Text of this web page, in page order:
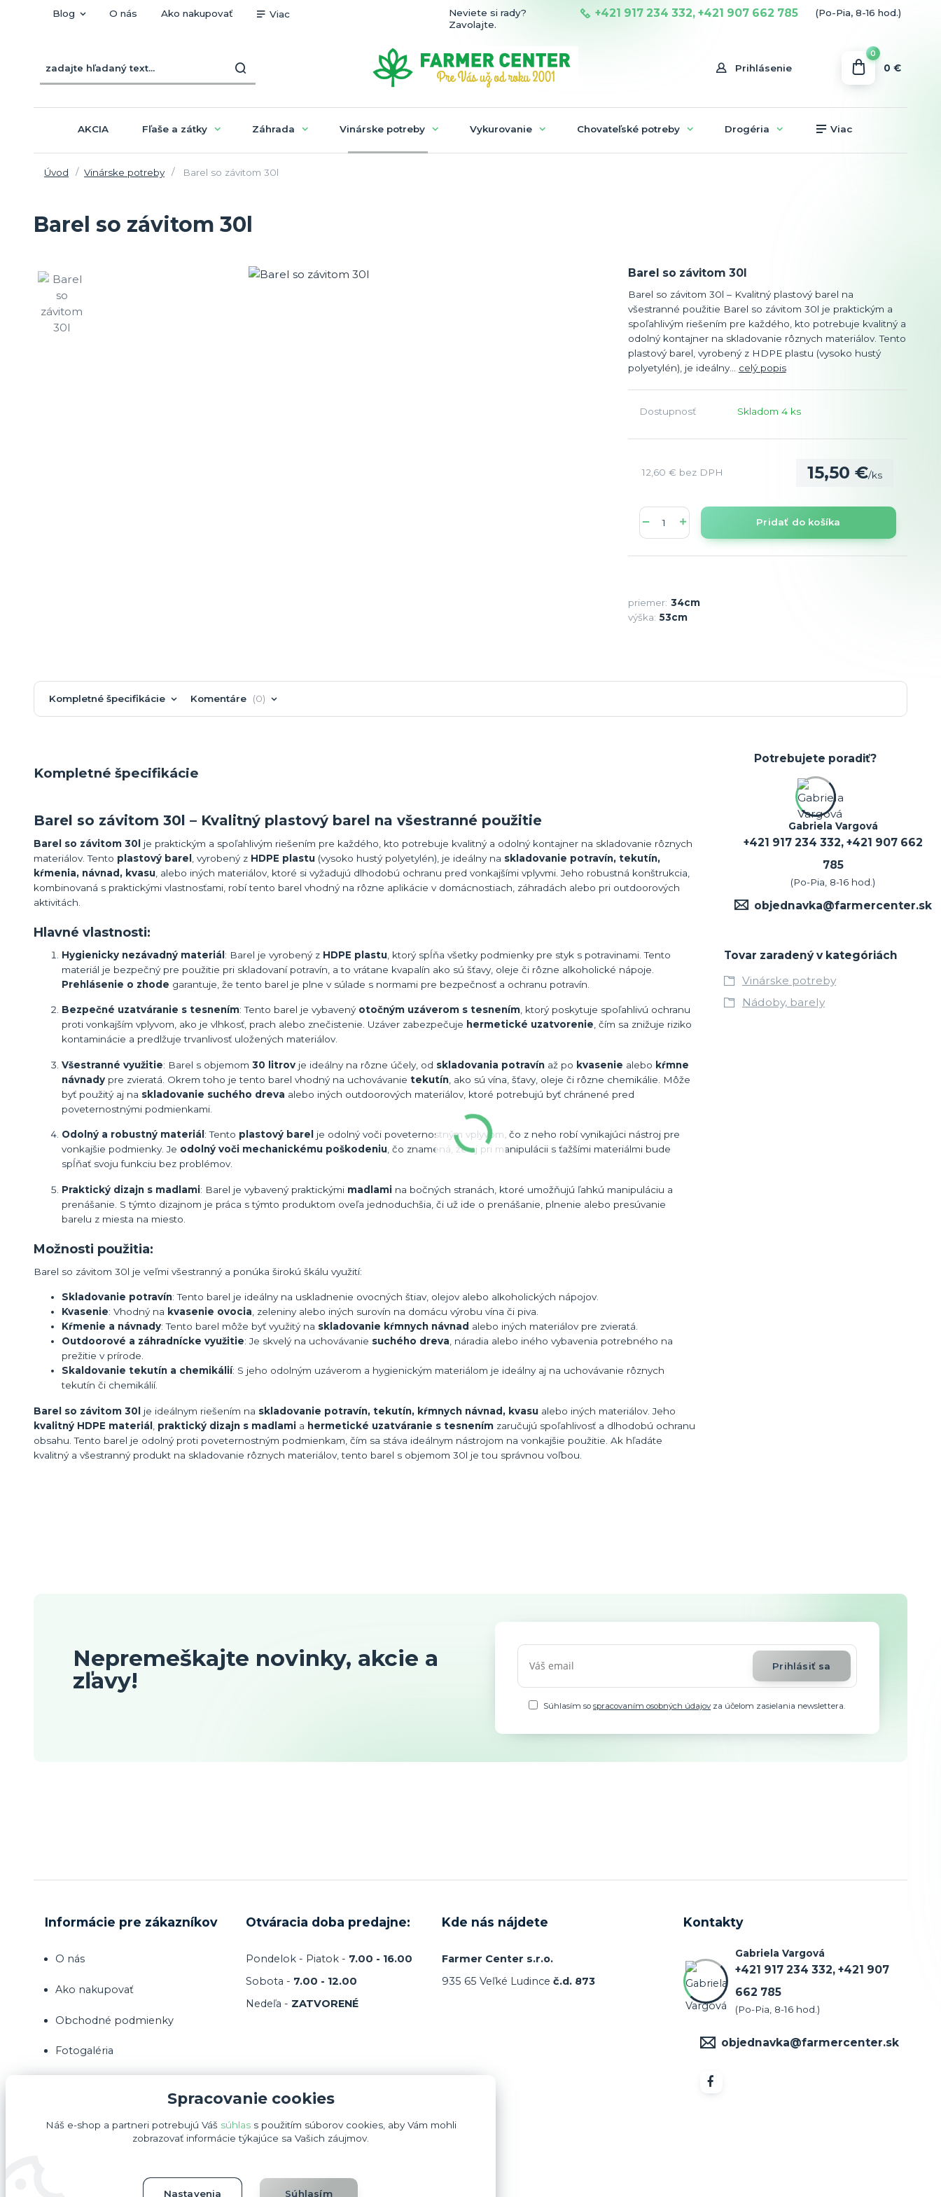
Blog O nás Ako nakupovať Viac
Prihlásenie
Neviete si rady?
Zavolajte.
+421 917 234 332, +421 907 662 785 (Po-Pia, 8-16 hod.)
0
0 €
AKCIA Fľaše a zátky Záhrada Vinárske potreby Vykurovanie Chovateľské potreby Drogéria Viac
Úvod Vinárske potreby Barel so závitom 30l
Barel so závitom 30l
Barel so závitom 30l
Barel so závitom 30l – Kvalitný plastový barel na
všestranné použitie Barel so závitom 30l je praktickým a
spoľahlivým riešením pre každého, kto potrebuje kvalitný a
odolný kontajner na skladovanie rôznych materiálov. Tento
plastový barel, vyrobený z HDPE plastu (vysoko hustý
polyetylén), je ideálny... celý popis
Dostupnosť Skladom 4 ks
15,50 €/ks
12,60 € bez DPH
Pridať do košíka
priemer: 34cm
výška: 53cm
Kompletné špecifikácie Komentáre 0
Kompletné špecifikácie
Barel so závitom 30l – Kvalitný plastový barel na všestranné použitie
Barel so závitom 30l
je praktickým a spoľahlivým riešením pre každého, kto potrebuje kvalitný a odolný kontajner na skladovanie rôznych
materiálov. Tento plastový barel , vyrobený z HDPE plastu (vysoko hustý polyetylén), je ideálny na skladovanie potravín, tekutín,
kŕmenia, návnad, kvasu , alebo iných materiálov, ktoré si vyžadujú dlhodobú ochranu pred vonkajšími vplyvmi. Jeho robustná konštrukcia,
kombinovaná s praktickými vlastnosťami, robí tento barel vhodný na rôzne aplikácie v domácnostiach, záhradách alebo pri outdoorových
aktivitách.
Hlavné vlastnosti:
Hygienicky nezávadný materiál : Barel je vyrobený z HDPE plastu , ktorý spĺňa všetky podmienky pre styk s potravinami. Tento
materiál je bezpečný pre použitie pri skladovaní potravín, a to vrátane kvapalín ako sú šťavy, oleje či rôzne alkoholické nápoje.
Prehlásenie o zhode garantuje, že tento barel je plne v súlade s normami pre bezpečnosť a ochranu potravín.
Bezpečné uzatváranie s tesnením: Tento barel je vybavený otočným uzáverom s tesnením , ktorý poskytuje spoľahlivú ochranu
proti vonkajším vplyvom, ako je vlhkosť, prach alebo znečistenie. Uzáver zabezpečuje hermetické uzatvorenie , čím sa znižuje riziko
kontaminácie a predlžuje trvanlivosť uložených materiálov.
Všestranné využitie: Barel s objemom 30 litrov je ideálny na rôzne účely, od skladovania potravín až po kvasenie alebo kŕmne
návnady pre zvieratá. Okrem toho je tento barel vhodný na uchovávanie tekutín , ako sú vína, šťavy, oleje či rôzne chemikálie. Môže
byť použitý aj na skladovanie suchého dreva alebo iných outdoorových materiálov, ktoré potrebujú byť chránené pred
poveternostnými podmienkami.
Odolný a robustný materiál : Tento plastový barel
je odolný voči poveternostným vplyvom, čo z neho robí vynikajúci nástroj pre
vonkajšie podmienky. Je odolný voči mechanickému poškodeniu , čo znamená, že aj pri manipulácii s ťažšími materiálmi bude
spĺňať svoju funkciu bez problémov.
Praktický dizajn s madlami: Barel je vybavený praktickými madlami na bočných stranách, ktoré umožňujú ľahkú manipuláciu a
prenášanie. S týmto dizajnom je práca s týmto produktom oveľa jednoduchšia, či už ide o prenášanie, plnenie alebo presúvanie
barelu z miesta na miesto.
Možnosti použitia:
Barel so závitom 30l je veľmi všestranný a ponúka širokú škálu využití:
Skladovanie potravín: Tento barel je ideálny na uskladnenie ovocných štiav, olejov alebo alkoholických nápojov.
Kvasenie: Vhodný na kvasenie ovocia , zeleniny alebo iných surovín na domácu výrobu vína či piva.
Kŕmenie a návnady: Tento barel môže byť využitý na skladovanie kŕmnych návnad alebo iných materiálov pre zvieratá.
Outdoorové a záhradnícke využitie: Je skvelý na uchovávanie suchého dreva , náradia alebo iného vybavenia potrebného na
prežitie v prírode.
Skaldovanie tekutín a chemikálií: S jeho odolným uzáverom a hygienickým materiálom je ideálny aj na uchovávanie rôznych
tekutín či chemikálií.
Barel so závitom 30l je ideálnym riešením na skladovanie potravín, tekutín, kŕmnych návnad, kvasu alebo iných materiálov. Jeho
kvalitný HDPE materiál
praktický dizajn s madlami a hermetické uzatváranie s tesnením zaručujú spoľahlivosť a dlhodobú ochranu
obsahu. Tento barel je odolný proti poveternostným podmienkam, čím sa stáva ideálnym nástrojom na vonkajšie použitie. Ak hľadáte
kvalitný a všestranný produkt na skladovanie rôznych materiálov, tento barel s objemom 30l je tou správnou voľbou.
Potrebujete poradiť?
Gabriela Vargová
+421 917 234 332, +421 907 662
785
(Po-Pia, 8-16 hod.)
objednavka@farmercenter.sk
Tovar zaradený v kategóriách
Vinárske potreby
Nádoby, barely
Nepremeškajte novinky, akcie a
zľavy!
Prihlásiť sa
Súhlasím sospracovaním osobných údajov za účelom zasielania newslettera.
Informácie pre zákazníkov
O nás
Ako nakupovať
Obchodné podmienky
Fotogaléria
Otváracia doba predajne:
Pondelok - Piatok - 7.00 - 16.00
Sobota - 7.00 - 12.00
Nedeľa - ZATVORENÉ
Kde nás nájdete
Farmer Center s.r.o.
935 65 Veľké Ludince č.d. 873
Kontakty
Gabriela Vargová
+421 917 234 332, +421 907
662 785
(Po-Pia, 8-16 hod.)
objednavka@farmercenter.sk
Spracovanie cookies
Náš e-shop a partneri potrebujú Váš súhlass použitím súborov cookies, aby Vám mohli
zobrazovať informácie týkajúce sa Vašich záujmov.
Nastavenia Súhlasím